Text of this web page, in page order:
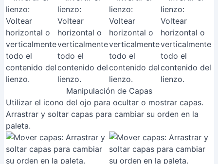
Manipulación de Capas
Utilizar el icono del ojo para ocultar o mostrar capas.
Arrastrar y soltar capas para cambiar su orden en la
paleta.